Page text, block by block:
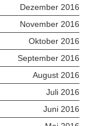
Dezember 2016
November 2016
Oktober 2016
September 2016
August 2016
Juli 2016
Juni 2016